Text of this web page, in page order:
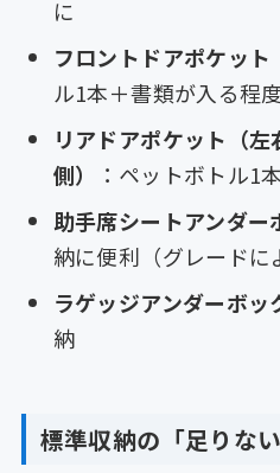
に
フロントドアポケット
ル1本＋書類が入る程度
リアドアポケット（
側）
：ペットボトル1
助手席シートアンダー
納に便利（グレードに
ラゲッジアンダーボッ
納
標準収納の「足りな